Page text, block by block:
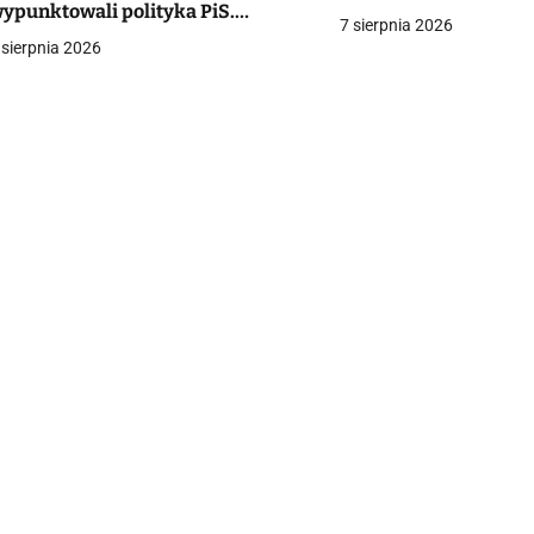
polityka PiS.
2026
7 sierpnia 2026